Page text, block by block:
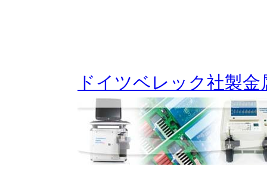
ドイツベレック社製